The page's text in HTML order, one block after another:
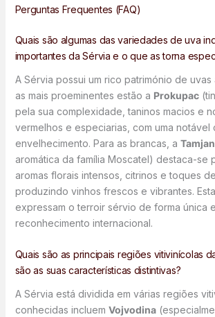
Perguntas Frequentes (FAQ)
Quais são algumas das variedades de uva
importantes da Sérvia e o que as torna
A Sérvia possui um rico património de uvas
as mais proeminentes estão a Prokupac
pela sua complexidade, taninos macios e
vermelhos e especiarias, com uma
envelhecimento. Para as brancas, a
aromática da família Moscatel) destaca-se
aromas florais intensos, citrinos e toques
produzindo vinhos frescos e vibrantes.
expressam o terroir sérvio de forma única
reconhecimento internacional.
Quais são as principais regiões vitivinícolas
são as suas características distintivas?
A Sérvia está dividida em várias regiões
conhecidas incluem Vojvodina